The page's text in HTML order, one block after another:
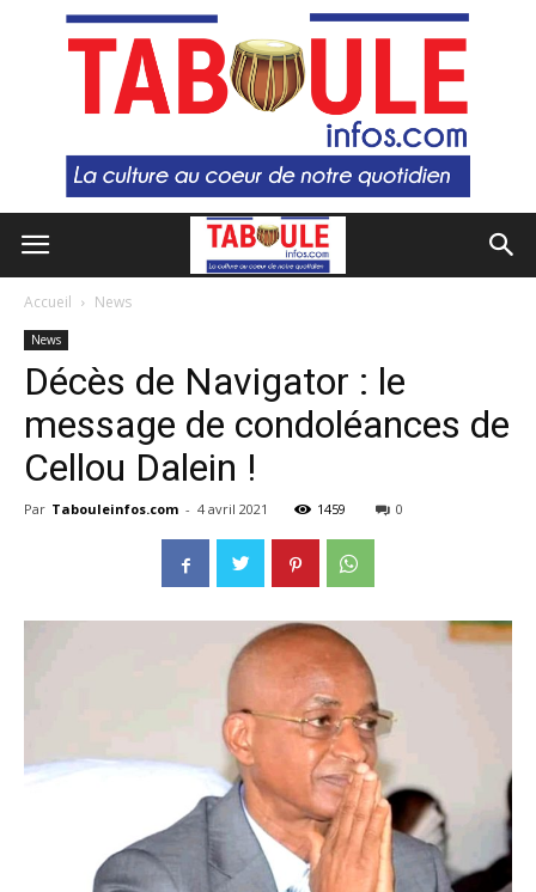
Accueil News
News
Décès de Navigator : le
message de condoléances de
Cellou Dalein !
Par Tabouleinfos.com - 4 avril 2021 1459 0